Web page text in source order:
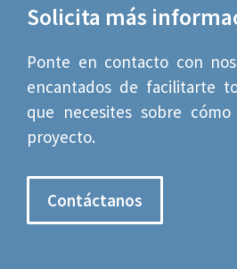
Solicita más
Ponte en contacto con
encantados de facilitarte
que necesites sobre
proyecto.
Contáctanos